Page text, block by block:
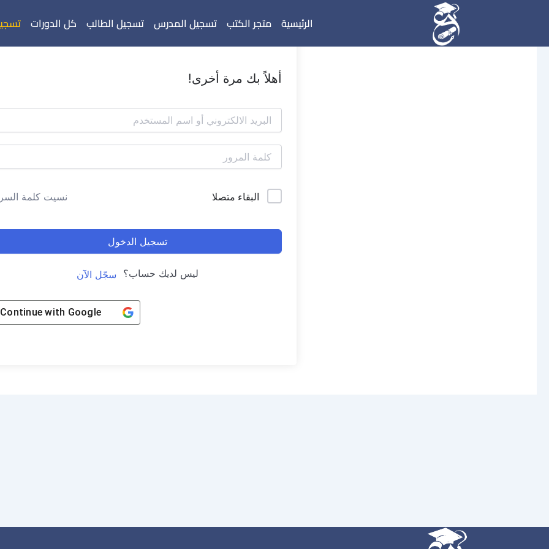
الرئيسية متجر الكتب تسجيل المدرس تسجيل الطالب كل الدورات
أهلاً بك مرة أخرى!
البقاء متصلا نسيت كلمة
تسجيل الدخول
ليس لديك حساب؟ سجّل الآن
Continue with Google